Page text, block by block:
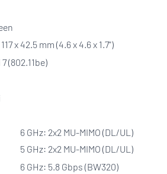
117 x 42.5 mm (4.6 x 4.6 x 1.7")
(802.11be)
6 GHz: 2x2 MU-MIMO (DL/UL)
5 GHz: 2x2 MU-MIMO (DL/UL)
6 GHz: 5.8 Gbps (BW320)